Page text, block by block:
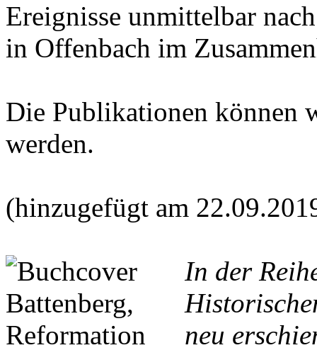
Ereignisse unmittelbar
in Offenbach im
Die Publikationen können
werden.
(hinzugefügt am
In der
neu